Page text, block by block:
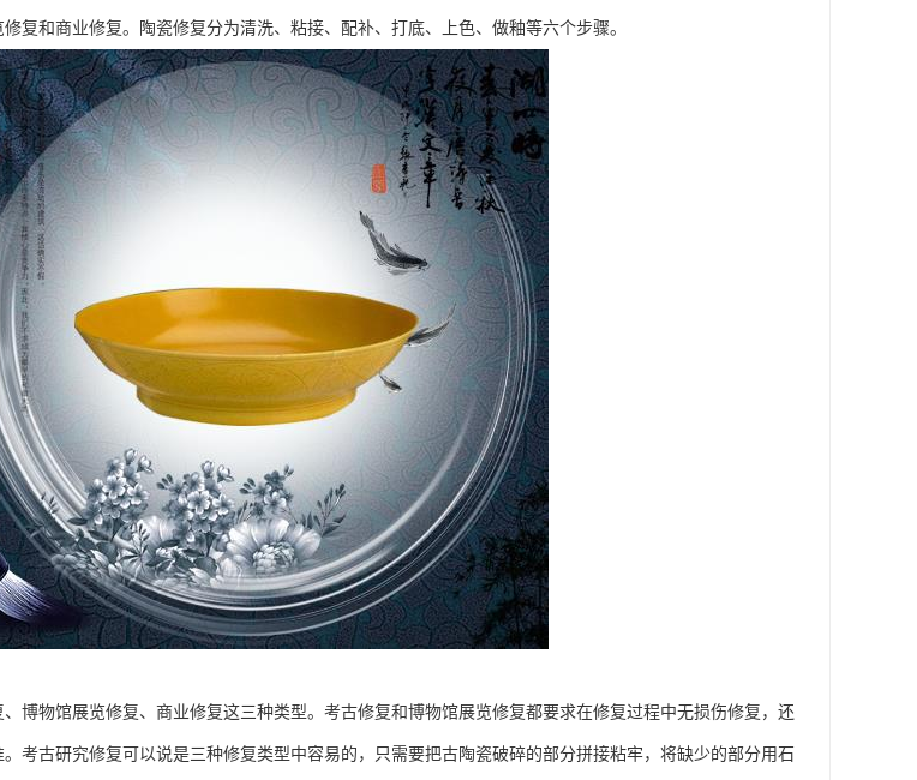
复和商业修复。陶瓷修复分为清洗、粘接、配补、打底、上色、做釉等六个步骤。
博物馆展览修复、商业修复这三种类型。考古修复和博物馆展览修复都要求在修复过程中无损伤修复，还
考古研究修复可以说是三种修复类型中容易的，只需要把古陶瓷破碎的部分拼接粘牢，将缺少的部分用石